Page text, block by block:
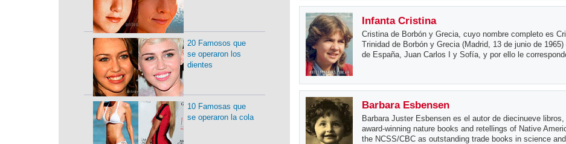
Infanta Cristina
Cristina de Borbón y Grecia, cuyo nombre completo es
Trinidad de Borbón y Grecia (Madrid, 13 de junio de
de España, Juan Carlos I y Sofía, y por ello le
Barbara Esbensen
Barbara Juster Esbensen es el autor de diecinueve
award-winning nature books and retellings of Native
the NCSS/CBC as outstanding trade books in science
20 Famosos que
se operaron los
dientes
10 Famosas que
se operaron la cola